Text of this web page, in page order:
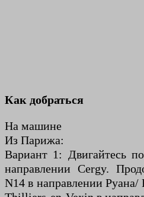
Как добраться
На машине
Из Парижа:
Вариант 1: Двигайтесь
направлении Cergy.
N14 в направлении Руана/